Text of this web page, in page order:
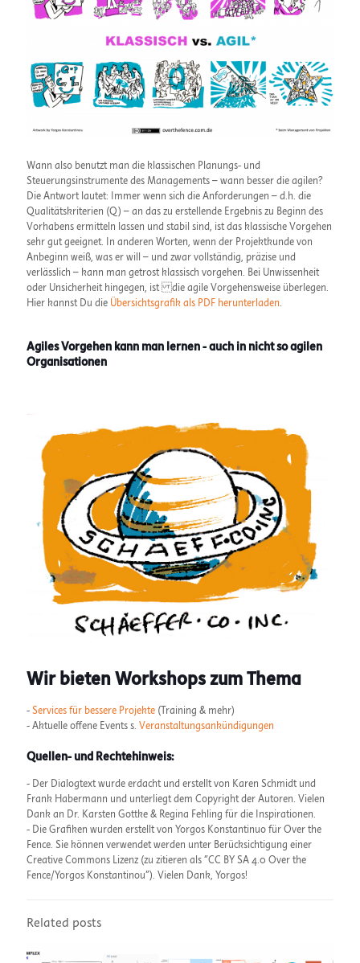
Wann also benutzt man die klassischen Planungs- und
Steuerungsinstrumente des Managements – wann besser die agilen?
Die Antwort lautet: Immer wenn sich die Anforderungen – d.h. die
Qualitätskriterien (Q) – an das zu erstellende Ergebnis zu Beginn des
Vorhabens ermitteln lassen und stabil sind, ist das klassische Vorgehen
sehr gut geeignet. In anderen Worten, wenn der Projektkunde von
Anbeginn weiß, was er will – und zwar vollständig, präzise und
verlässlich – kann man getrost klassisch vorgehen. Bei Unwissenheit
oder Unsicherheit hingegen, ist die agile Vorgehensweise überlegen.
Hier kannst Du die Übersichtsgrafik als PDF herunterladen.
Agiles Vorgehen kann man lernen - auch in nicht so agilen
Organisationen
Wir bieten Workshops zum Thema
- Services für bessere Projekte (Training & mehr)
- Aktuelle offene Events s. Veranstaltungsankündigungen
Quellen- und Rechtehinweis:
- Der Dialogtext wurde erdacht und erstellt von Karen Schmidt und
Frank Habermann und unterliegt dem Copyright der Autoren. Vielen
Dank an Dr. Karsten Gottke & Regina Fehling für die Inspirationen.
- Die Grafiken wurden erstellt von Yorgos Konstantinuo für Over the
Fence. Sie können verwendet werden unter Berücksichtigung einer
Creative Commons Lizenz (zu zitieren als "CC BY SA 4.0 Over the
Fence/Yorgos Konstantinou"). Vielen Dank, Yorgos!
Related posts